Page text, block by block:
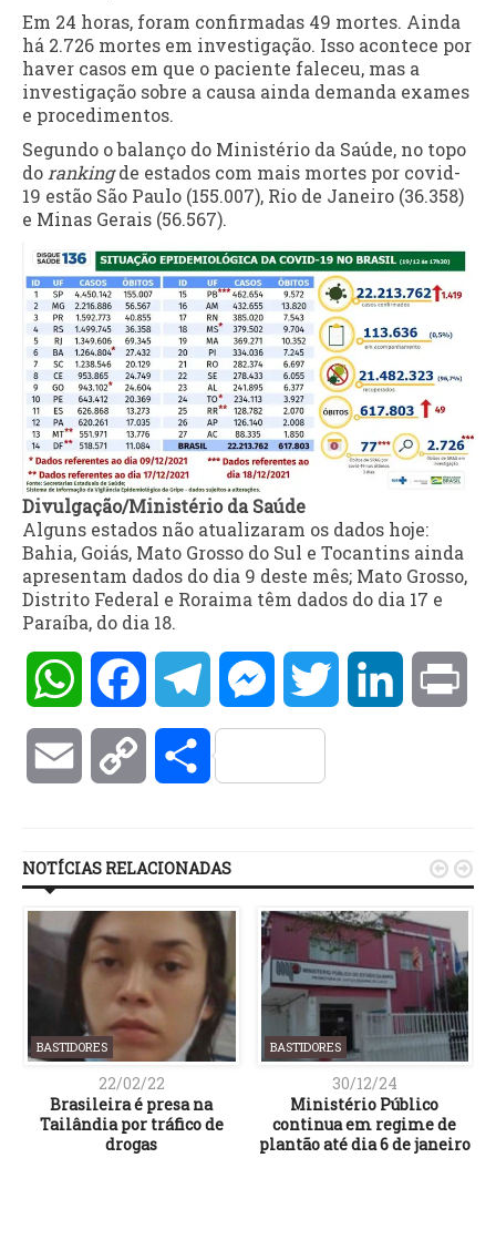
Em 24 horas, foram confirmadas 49 mortes. Ainda
há 2.726 mortes em investigação. Isso acontece por
haver casos em que o paciente faleceu, mas a
investigação sobre a causa ainda demanda exames
e procedimentos.
Segundo o balanço do Ministério da Saúde, no topo
do rankingde estados com mais mortes por covid-
19 estão São Paulo (155.007), Rio de Janeiro (36.358)
e Minas Gerais (56.567).
Divulgação/Ministério da Saúde
Alguns estados não atualizaram os dados hoje:
Bahia, Goiás, Mato Grosso do Sul e Tocantins ainda
apresentam dados do dia 9 deste mês; Mato Grosso,
Distrito Federal e Roraima têm dados do dia 17 e
Paraíba, do dia 18.
WhatsAppFacebookTelegramMessengerTwitter LinkedIn
Email Copy Compartilhar
NOTÍCIAS RELACIONADAS
BASTIDORES
22/02/22
Brasileira é presa na
Tailândia por tráfico de
drogas
BASTIDORES
30/12/24
Ministério Público
continua em regime de
plantão até dia 6 de janeiro
 